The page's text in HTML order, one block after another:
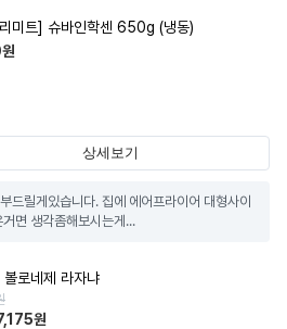
미트] 슈바인학센 650g (냉동)
원
상세보기
드릴게있습니다. 집에 에어프라이어 대형사이
면 생각좀해보시는게...
볼로네제 라자냐
원